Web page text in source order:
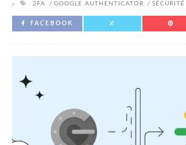
2FA
GOOGLE AUTHENTICATOR SÉCURITÉ
FACEBOOK